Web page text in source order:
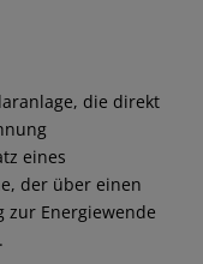
die direkt
eines
der über einen
zur Energiewende